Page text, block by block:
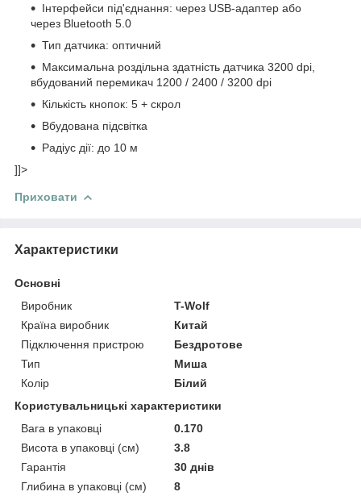
Інтерфейси під'єднання: через USB-адаптер або
через Bluetooth 5.0
Тип датчика: оптичний
Максимальна роздільна здатність датчика 3200 dpi,
вбудований перемикач 1200 / 2400 / 3200 dpi
Кількість кнопок: 5 + скрол
Вбудована підсвітка
Радіус дії: до 10 м
]]>
Приховати
Характеристики
Основні
Виробник
T-Wolf
Країна виробник
Китай
Підключення пристрою
Бездротове
Тип
Миша
Колір
Білий
Користувальницькі характеристики
Вага в упаковці
0.170
Висота в упаковці (см)
3.8
Гарантія
30 днів
Глибина в упаковці (см)
8